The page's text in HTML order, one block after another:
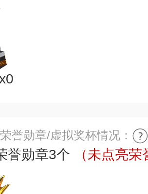
誉勋章/虚拟奖杯情况：
誉勋章3个 （未点亮